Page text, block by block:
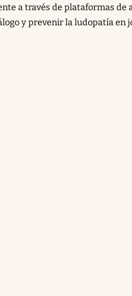
a través de plataformas de
y prevenir la ludopatía en